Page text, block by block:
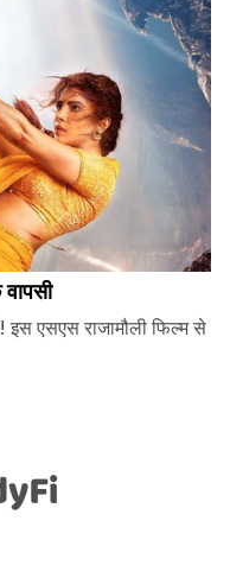
इस एसएस राजामौली फिल्म से